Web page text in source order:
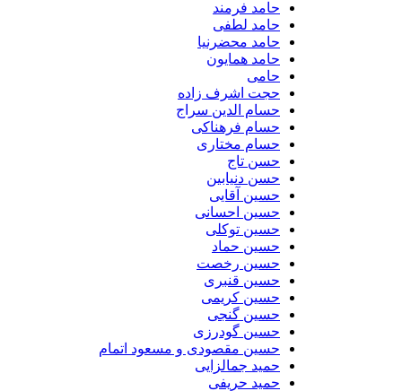
حامد فرمند
حامد لطفی
حامد محضرنیا
حامد همایون
حامی
حجت اشرف زاده
حسام الدین سراج
حسام فرهناکی
حسام مختاری
حسن تاج
حسن دنیابین
حسین آقایی
حسین احسانی
حسین توکلی
حسین حماد
حسین رخصت
حسین قنبری
حسین کریمی
حسین گنجی
حسین گودرزی
حسین مقصودی و مسعود اتمام
حمید جمالزایی
حمید حریفی